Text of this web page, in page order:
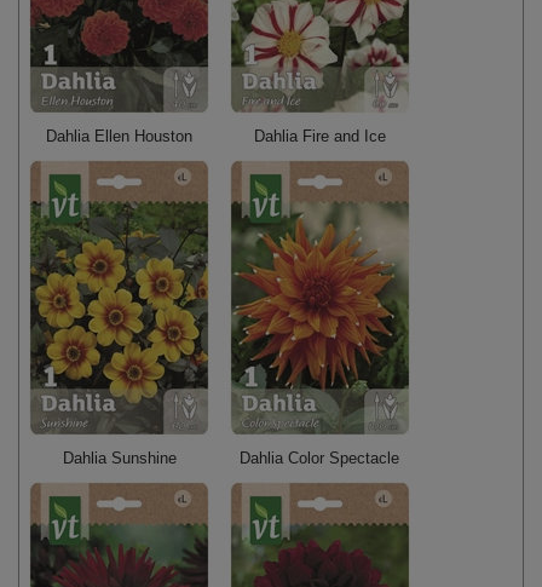
Dahlia Ellen Houston Dahlia Fire and Ice
Dahlia Sunshine Dahlia Color Spectacle